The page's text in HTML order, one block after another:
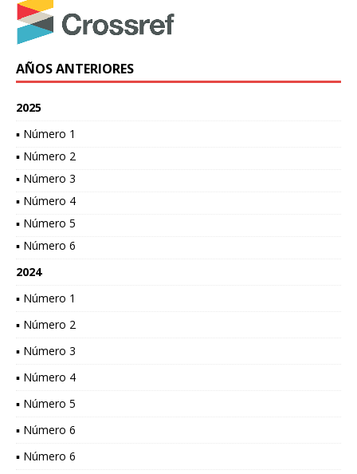
AÑOS ANTERIORES
2025
▪ Número 1
▪ Número 2
▪ Número 3
▪ Número 4
▪ Número 5
▪ Número 6
2024
▪ Número 1
▪ Número 2
▪ Número 3
▪ Número 4
▪ Número 5
▪ Número 6
▪ Número 6